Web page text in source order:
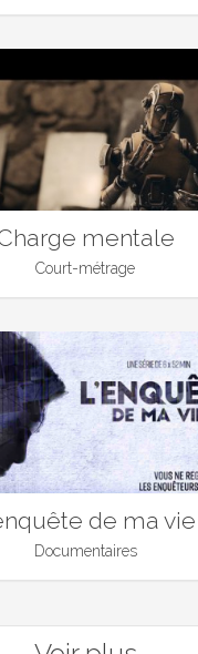
mentale
Court-métrage
de ma vie
Documentaires